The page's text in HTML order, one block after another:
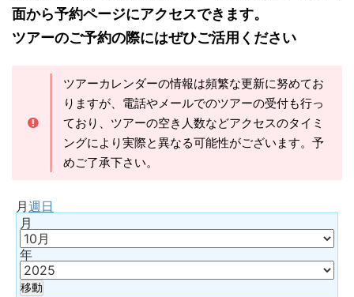
面から予約ページにアクセスできます。
ツアーのご予約の際にはぜひご活用ください
ツアーカレンダーの情報は頻繁な更新に努めてお
りますが、電話やメールでのツアーの受付も行っ
ており、ツアーの空き人数などアクセスのタイミ
ングにより実際と異なる可能性がございます。予
めご了承下さい。
月週 日
月
年